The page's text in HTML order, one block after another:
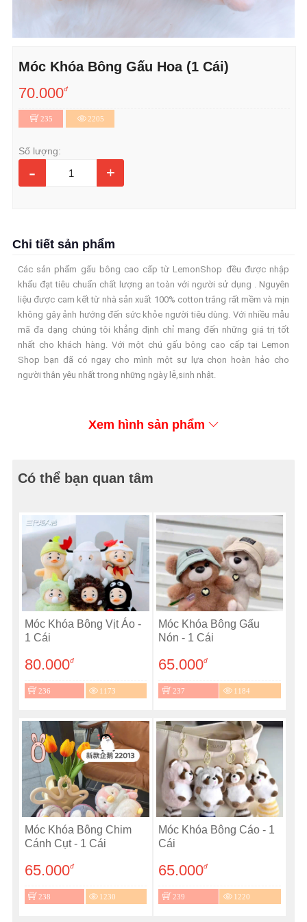
Móc Khóa Bông Gấu Hoa (1 Cái)
70.000đ
235 2205
Số lượng:
- +
Chi tiết sản phẩm
Các sản phẩm gấu bông cao cấp từ LemonShop đều được nhập
khẩu đạt tiêu chuẩn chất lượng an toàn với người sử dụng . Nguyên
liệu được cam kết từ nhà sản xuất 100% cotton trắng rất mềm và mịn
không gây ảnh hướng đến sức khỏe người tiêu dùng. Với nhiều mẫu
mã đa dạng chúng tôi khẳng định chỉ mang đến những giá trị tốt
nhất cho khách hàng. Với một chú gấu bông cao cấp tại Lemon
Shop bạn đã có ngay cho mình một sự lựa chọn hoàn hảo cho
người thân yêu nhất trong những ngày lễ,sinh nhật.
Xem hình sản phẩm
Có thể bạn quan tâm
Móc Khóa Bông Vịt Áo -
1 Cái
80.000đ
236 1173
Móc Khóa Bông Gấu
Nón - 1 Cái
65.000đ
237 1184
Móc Khóa Bông Chim
Cánh Cụt - 1 Cái
65.000đ
238 1230
Móc Khóa Bông Cáo - 1
Cái
65.000đ
239 1220